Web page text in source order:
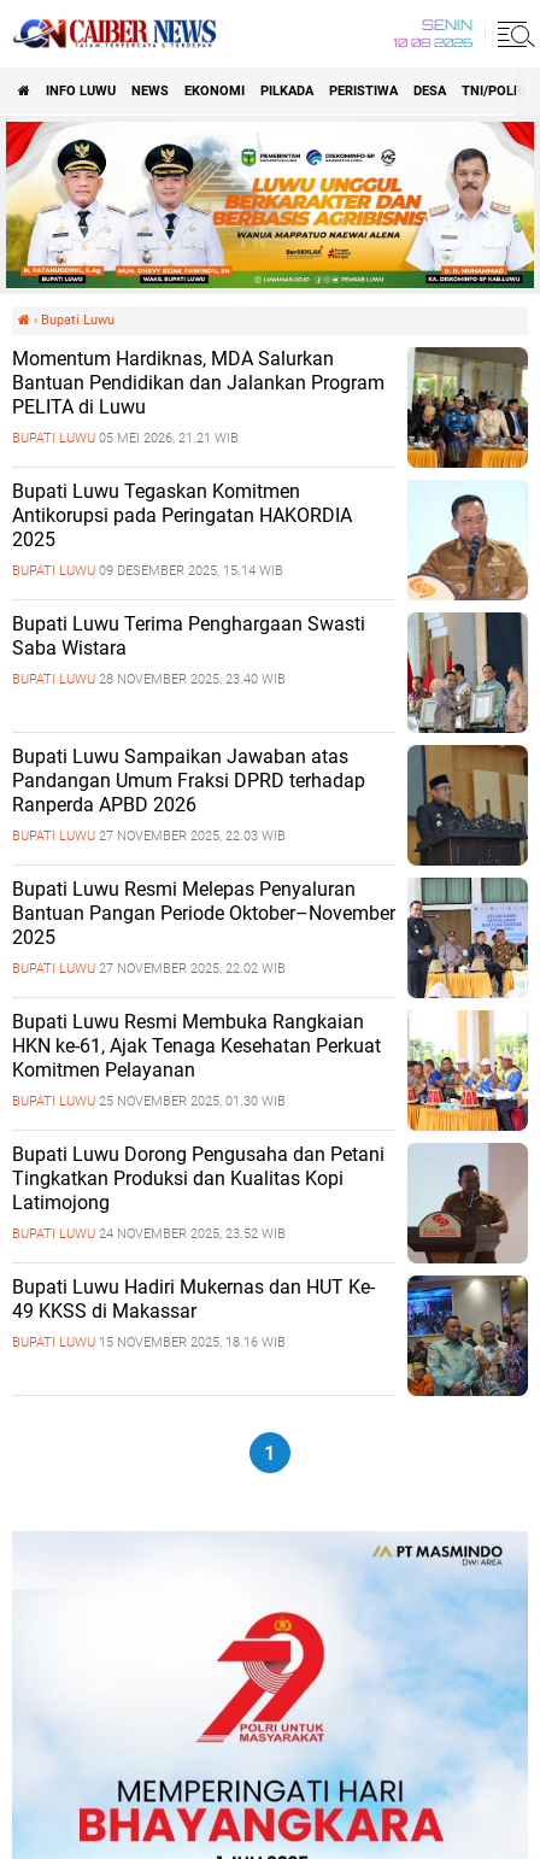
SENIN
10 08 2026
INFO LUWU NEWS EKONOMI PILKADA PERISTIWA DESA TNI/POLRI
› Bupati Luwu
Momentum Hardiknas, MDA Salurkan
Bantuan Pendidikan dan Jalankan Program
PELITA di Luwu
BUPATI LUWU 05 MEI 2026, 21.21 WIB
Bupati Luwu Tegaskan Komitmen
Antikorupsi pada Peringatan HAKORDIA
2025
BUPATI LUWU 09 DESEMBER 2025, 15.14 WIB
Bupati Luwu Terima Penghargaan Swasti
Saba Wistara
BUPATI LUWU 28 NOVEMBER 2025, 23.40 WIB
Bupati Luwu Sampaikan Jawaban atas
Pandangan Umum Fraksi DPRD terhadap
Ranperda APBD 2026
BUPATI LUWU 27 NOVEMBER 2025, 22.03 WIB
Bupati Luwu Resmi Melepas Penyaluran
Bantuan Pangan Periode Oktober–November
2025
BUPATI LUWU 27 NOVEMBER 2025, 22.02 WIB
Bupati Luwu Resmi Membuka Rangkaian
HKN ke-61, Ajak Tenaga Kesehatan Perkuat
Komitmen Pelayanan
BUPATI LUWU 25 NOVEMBER 2025, 01.30 WIB
Bupati Luwu Dorong Pengusaha dan Petani
Tingkatkan Produksi dan Kualitas Kopi
Latimojong
BUPATI LUWU 24 NOVEMBER 2025, 23.52 WIB
Bupati Luwu Hadiri Mukernas dan HUT Ke-
49 KKSS di Makassar
BUPATI LUWU 15 NOVEMBER 2025, 18.16 WIB
1